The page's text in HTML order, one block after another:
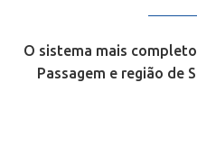
O sistema mais
Passagem e região de